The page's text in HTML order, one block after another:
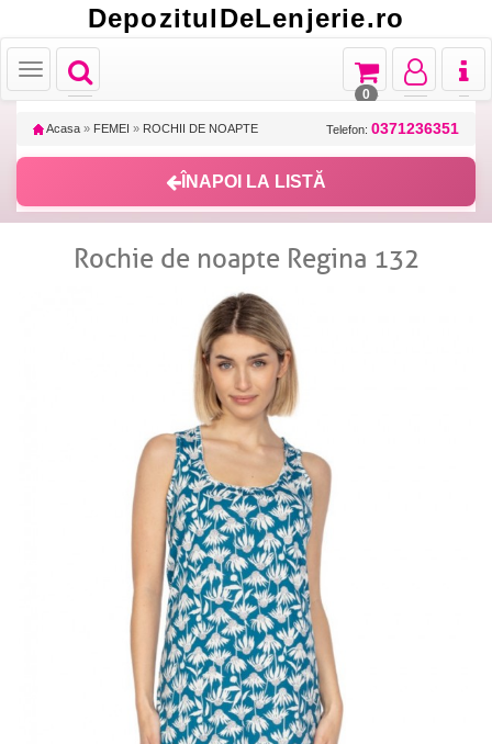
DepozitulDeLenjerie.ro
Toggle
navigation
Toggle
Toggle
navigation
Toggle
navigation
Toggle
navigation
0
Acasa » FEMEI » ROCHII DE NOAPTE Telefon: 0371236351
ÎNAPOI LA LISTĂ
Rochie de noapte Regina 132